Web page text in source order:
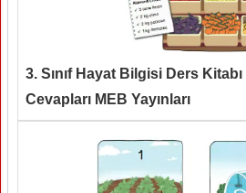
3. Sınıf Hayat Bilgisi Ders
Cevapları MEB Yayınları